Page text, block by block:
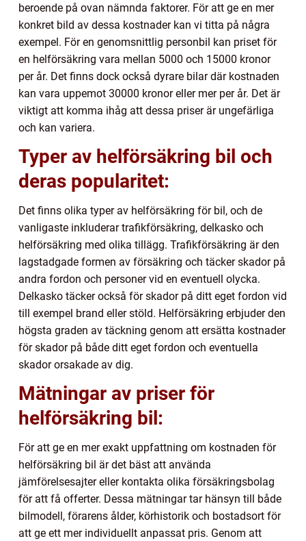
beroende på ovan nämnda faktorer. För att ge en mer
konkret bild av dessa kostnader kan vi titta på några
exempel. För en genomsnittlig personbil kan priset för
en helförsäkring vara mellan 5000 och 15000 kronor
per år. Det finns dock också dyrare bilar där kostnaden
kan vara uppemot 30000 kronor eller mer per år. Det är
viktigt att komma ihåg att dessa priser är ungefärliga
och kan variera.
Typer av helförsäkring bil och
deras popularitet:
Det finns olika typer av helförsäkring för bil, och de
vanligaste inkluderar trafikförsäkring, delkasko och
helförsäkring med olika tillägg. Trafikförsäkring är den
lagstadgade formen av försäkring och täcker skador på
andra fordon och personer vid en eventuell olycka.
Delkasko täcker också för skador på ditt eget fordon vid
till exempel brand eller stöld. Helförsäkring erbjuder den
högsta graden av täckning genom att ersätta kostnader
för skador på både ditt eget fordon och eventuella
skador orsakade av dig.
Mätningar av priser för
helförsäkring bil:
För att ge en mer exakt uppfattning om kostnaden för
helförsäkring bil är det bäst att använda
jämförelsesajter eller kontakta olika försäkringsbolag
för att få offerter. Dessa mätningar tar hänsyn till både
bilmodell, förarens ålder, körhistorik och bostadsort för
att ge ett mer individuellt anpassat pris. Genom att